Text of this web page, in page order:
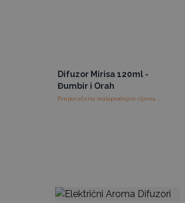
Difuzor Mirisa 120ml -
Đumbir i Orah